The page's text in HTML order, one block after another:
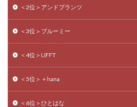
＜2位＞アンドプランツ
＜3位＞ブルーミー
＜4位＞LIFFT
＜5位＞＋hana
＜6位＞ひとはな